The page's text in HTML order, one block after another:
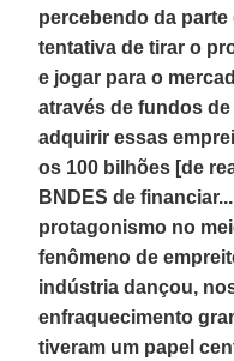
percebendo da
tentativa de tirar o
e jogar para o
através de fundos
adquirir essas
os 100 bilhões [de
BNDES de
protagonismo no
fenômeno de
indústria dançou,
enfraquecimento
tiveram um papel